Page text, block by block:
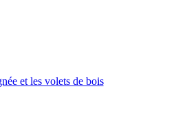
et les volets de bois